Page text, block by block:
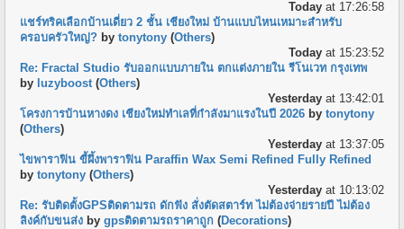
Todayat 17:26:58
แชร์ทริคเลือกบ้านเดี่ยว 2 ชั้น เชียงใหม่ บ้านแบบไหนเหมาะสำหรับ
ครอบครัวใหญ่? bytonytony (Others)
Todayat 15:23:52
Re: Fractal Studio รับออกแบบภายใน ตกแต่งภายใน รีโนเวท กรุงเทพ
by luzyboost(Others)
Yesterdayat 13:42:01
โครงการบ้านหางดง เชียงใหม่ทำเลที่กำลังมาแรงในปี 2026 bytonytony
(Others)
Yesterdayat 13:37:05
ไขพาราฟิน ขี้ผึ้งพาราฟิน Paraffin Wax Semi Refined Fully Refined
bytonytony (Others)
Yesterdayat 10:13:02
Re: รับติดตั้งGPSติดตามรถ ดักฟัง สั่งตัดสตาร์ท ไม่ต้องจ่ายรายปี ไม่ต้อง
ลิงค์กับขนส่ง bygpsติดตามรถราคาถูก (Decorations)